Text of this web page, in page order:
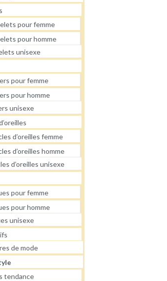
pour femme
pour homme
unisexe
pour femme
pour homme
unisexe
d’oreilles femme
d’oreilles homme
d’oreilles unisexe
pour femme
pour homme
unisexe
de mode
tendance